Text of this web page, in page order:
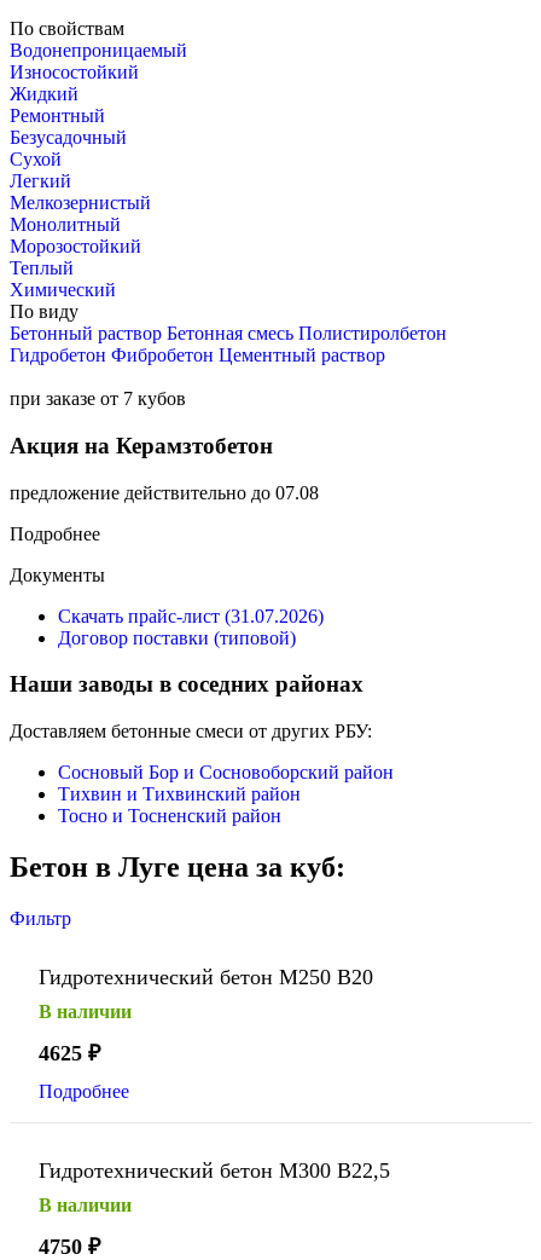
По свойствам
Водонепроницаемый
Износостойкий
Жидкий
Ремонтный
Безусадочный
Сухой
Легкий
Мелкозернистый
Монолитный
Морозостойкий
Теплый
Химический
По виду
Бетонный раствор Бетонная смесь Полистиролбетон
Гидробетон Фибробетон Цементный раствор
при заказе от 7 кубов
Акция на Керамзтобетон
предложение действительно до 07.08
Подробнее
Документы
Скачать прайс-лист (31.07.2026)
Договор поставки (типовой)
Наши заводы в соседних районах
Доставляем бетонные смеси от других РБУ:
Сосновый Бор и Сосновоборский район
Тихвин и Тихвинский район
Тосно и Тосненский район
Бетон в Луге цена за куб:
Фильтр
Гидротехнический бетон М250 В20
В наличии
4625 ₽
Подробнее
Гидротехнический бетон М300 В22,5
В наличии
4750 ₽